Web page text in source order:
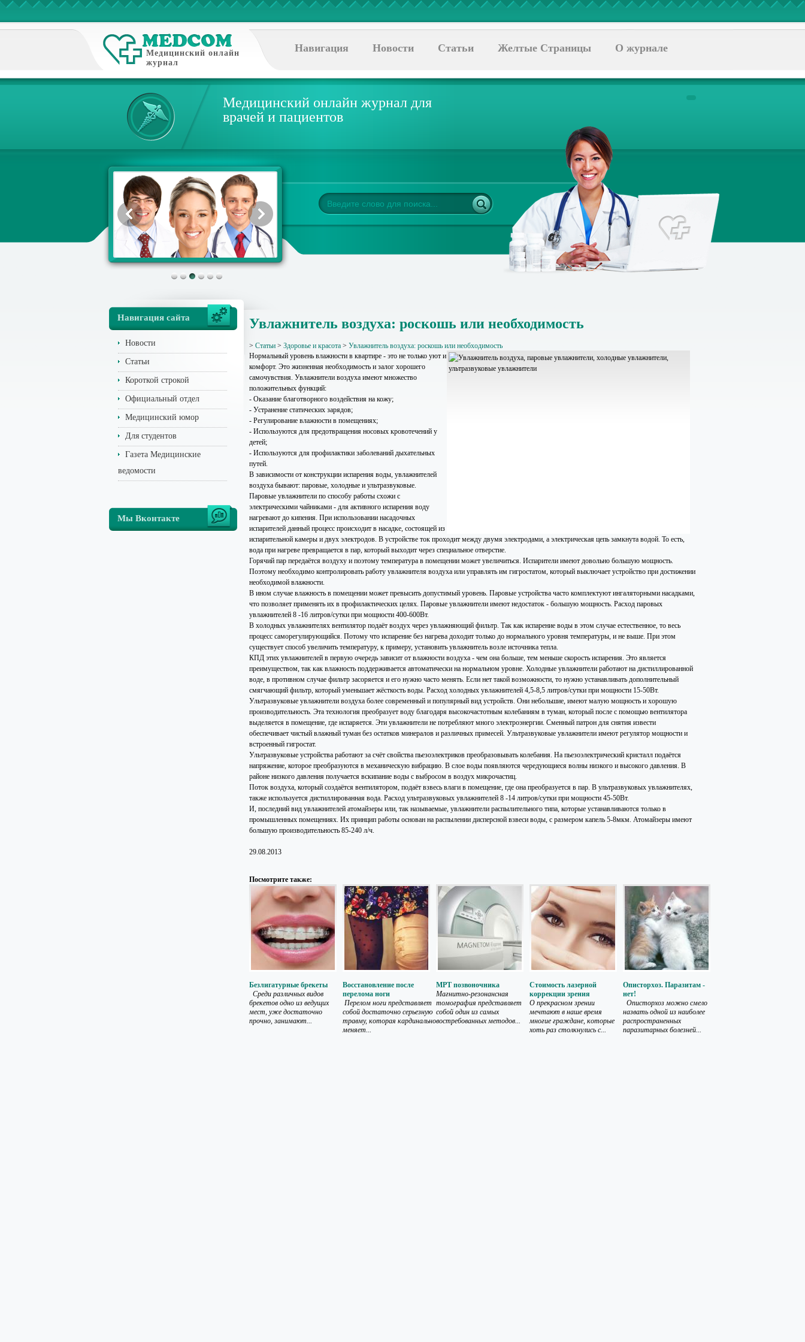
Медицинский онлайн
журнал
Навигация Новости Статьи Желтые Страницы О журнале
Медицинский онлайн журнал для
врачей и пациентов
Навигация сайта
Новости
Статьи
Короткой строкой
Официальный отдел
Медицинский юмор
Для студентов
Газета Медицинские
ведомости
Мы Вконтакте
Увлажнитель воздуха: роскошь или необходимость
> Статьи > Здоровье и красота > Увлажнитель воздуха: роскошь или необходимость
Нормальный уровень влажности в квартире - это не только уют и
комфорт. Это жизненная необходимость и залог хорошего
самочувствия. Увлажнители воздуха имеют множество
положительных функций:
- Оказание благотворного воздействия на кожу;
- Устранение статических зарядов;
- Регулирование влажности в помещениях;
- Используются для предотвращения носовых кровотечений у
детей;
- Используются для профилактики заболеваний дыхательных
путей.
В зависимости от конструкции испарения воды, увлажнителей
воздуха бывают: паровые, холодные и ультразвуковые.
Паровые увлажнители по способу работы схожи с
электрическими чайниками - для активного испарения воду
нагревают до кипения. При использовании насадочных
испарителей данный процесс происходит в насадке, состоящей из
испарительной камеры и двух электродов. В устройстве ток проходит между двумя электродами, а электрическая цепь замкнута водой. То есть,
вода при нагреве превращается в пар, который выходит через специальное отверстие.
Горячий пар передаётся воздуху и поэтому температура в помещении может увеличиться. Испарители имеют довольно большую мощность.
Поэтому необходимо контролировать работу увлажнителя воздуха или управлять им гигростатом, который выключает устройство при достижении
необходимой влажности.
В ином случае влажность в помещении может превысить допустимый уровень. Паровые устройства часто комплектуют ингаляторными насадками,
что позволяет применять их в профилактических целях. Паровые увлажнители имеют недостаток - большую мощность. Расход паровых
увлажнителей 8 -16 литров/сутки при мощности 400-600Вт.
В холодных увлажнителях вентилятор подаёт воздух через увлажняющий фильтр. Так как испарение воды в этом случае естественное, то весь
процесс саморегулирующийся. Потому что испарение без нагрева доходит только до нормального уровня температуры, и не выше. При этом
существует способ увеличить температуру, к примеру, установить увлажнитель возле источника тепла.
КПД этих увлажнителей в первую очередь зависит от влажности воздуха - чем она больше, тем меньше скорость испарения. Это является
преимуществом, так как влажность поддерживается автоматически на нормальном уровне. Холодные увлажнители работают на дистиллированной
воде, в противном случае фильтр засоряется и его нужно часто менять. Если нет такой возможности, то нужно устанавливать дополнительный
смягчающий фильтр, который уменьшает жёсткость воды. Расход холодных увлажнителей 4,5-8,5 литров/сутки при мощности 15-50Вт.
Ультразвуковые увлажнители воздуха более современный и популярный вид устройств. Они небольшие, имеют малую мощность и хорошую
производительность. Эта технология преобразует воду благодаря высокочастотным колебаниям в туман, который после с помощью вентилятора
выделяется в помещение, где испаряется. Эти увлажнители не потребляют много электроэнергии. Сменный патрон для снятия извести
обеспечивает чистый влажный туман без остатков минералов и различных примесей. Ультразвуковые увлажнители имеют регулятор мощности и
встроенный гигростат.
Ультразвуковые устройства работают за счёт свойства пьезоэлектриков преобразовывать колебания. На пьезоэлектрический кристалл подаётся
напряжение, которое преобразуются в механическую вибрацию. В слое воды появляются чередующиеся волны низкого и высокого давления. В
районе низкого давления получается вскипание воды с выбросом в воздух микрочастиц.
Поток воздуха, который создаётся вентилятором, подаёт взвесь влаги в помещение, где она преобразуется в пар. В ультразвуковых увлажнителях,
также используется дистиллированная вода. Расход ультразвуковых увлажнителей 8 -14 литров/сутки при мощности 45-50Вт.
И, последний вид увлажнителей атомайзеры или, так называемые, увлажнители распылительного типа, которые устанавливаются только в
промышленных помещениях. Их принцип работы основан на распылении дисперсной взвеси воды, с размером капель 5-8мкм. Атомайзеры имеют
большую производительность 85-240 л/ч.
29.08.2013
Посмотрите также:
Безлигатурные брекеты
Среди различных видов
брекетов одно из ведущих
мест, уже достаточно
прочно, занимают...
Восстановление после
перелома ноги
Перелом ноги представляет
собой достаточно серьезную
травму, которая кардинально
меняет...
МРТ позвоночника
Магнитно-резонансная
томография представляет
собой один из самых
востребованных методов...
Стоимость лазерной
коррекции зрения
О прекрасном зрении
мечтают в наше время
многие граждане, которые
хоть раз столкнулись с...
Описторхоз. Паразитам -
нет!
Описторхоз можно смело
назвать одной из наиболее
распространенных
паразитарных болезней...